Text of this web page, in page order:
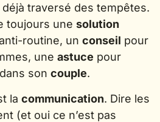
traversé des tempêtes.
toujours une solution
routine, un conseil pour
une astuce pour
son couple.
la communication. Dire les
(et oui ce n’est pas